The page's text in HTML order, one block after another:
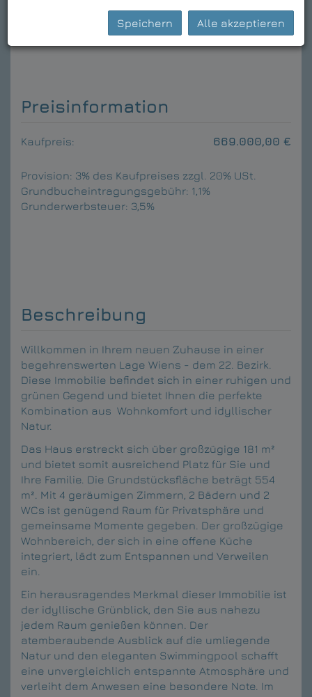
ca. 181 m
4,5
Preisinformation
Kaufpreis: 669.000,00 €
Provision: 3% des Kaufpreises zzgl. 20% USt.
Grundbucheintragungsgebühr: 1,1%
Grunderwerbsteuer: 3,5%
Beschreibung
Willkommen in Ihrem neuen Zuhause in einer
begehrenswerten Lage Wiens - dem 22. Bezirk.
Diese Immobilie befindet sich in einer ruhigen und
grünen Gegend und bietet Ihnen die perfekte
Kombination aus Wohnkomfort und idyllischer
Natur.
Das Haus erstreckt sich über großzügige 181 m²
und bietet somit ausreichend Platz für Sie und
Ihre Familie. Die Grundstücksfläche beträgt 554
m². Mit 4 geräumigen Zimmern, 2 Bädern und 2
WCs ist genügend Raum für Privatsphäre und
gemeinsame Momente gegeben. Der großzügige
Wohnbereich, der sich in eine offene Küche
integriert, lädt zum Entspannen und Verweilen
ein.
Ein herausragendes Merkmal dieser Immobilie ist
der idyllische Grünblick, den Sie aus nahezu
jedem Raum genießen können. Der
atemberaubende Ausblick auf die umliegende
Natur und den eleganten Swimmingpool schafft
eine unvergleichlich entspannte Atmosphäre und
verleiht dem Anwesen eine besondere Note. Im
Speichern Alle akzeptieren